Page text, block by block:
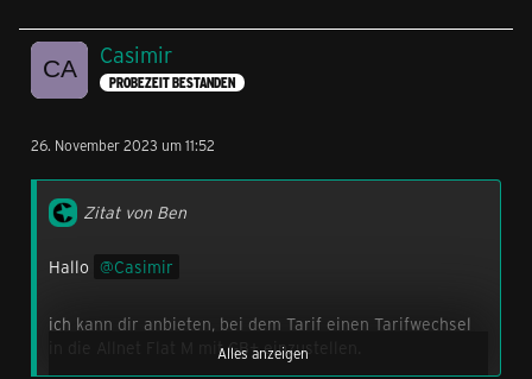
Casimir
PROBEZEIT BESTANDEN
26. November 2023 um 11:52
Zitat von Ben
Hallo Casimir
ich kann dir anbieten, bei dem Tarif einen Tarifwechsel
in die Allnet Flat M mit GB+ einzustellen.
Alles anzeigen